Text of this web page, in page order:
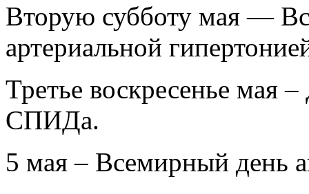
Вторую субботу мая —
артериальной
Третье воскресенье мая
СПИДа.
5 мая – Всемирный день